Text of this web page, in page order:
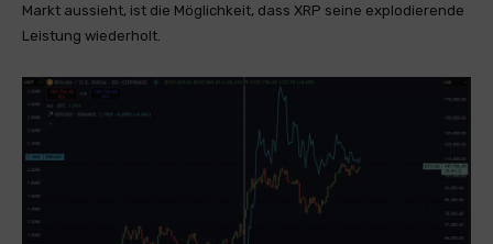
Markt aussieht, ist die Möglichkeit, dass XRP seine explodierende
Leistung wiederholt.